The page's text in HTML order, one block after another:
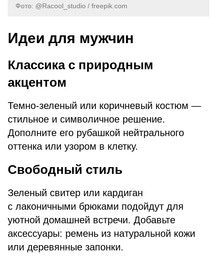
Фото: @Racool_studio / freepik.com
Идеи для мужчин
Классика с природным
акцентом
Темно-зеленый или коричневый костюм —
стильное и символичное решение.
Дополните его рубашкой нейтрального
оттенка или узором в клетку.
Свободный стиль
Зеленый свитер или кардиган
с лаконичными брюками подойдут для
уютной домашней встречи. Добавьте
аксессуары: ремень из натуральной кожи
или деревянные запонки.